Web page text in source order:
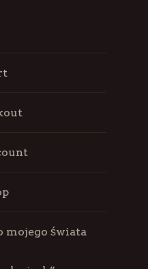
mojego świata